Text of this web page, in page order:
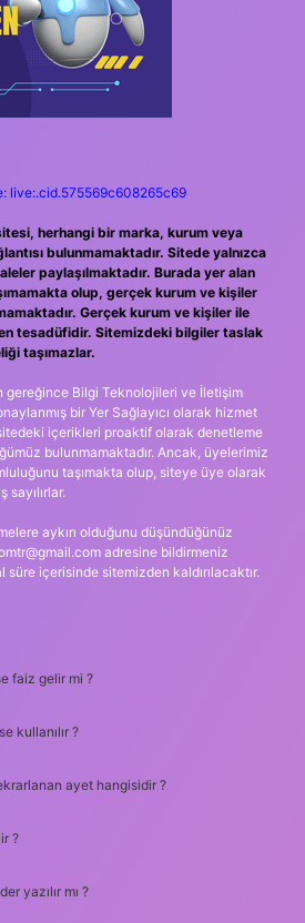
live:.cid.575569c608265c69
herhangi bir marka, kurum veya
bulunmamaktadır. Sitede yalnızca
paylaşılmaktadır. Burada yer alan
olup, gerçek kurum ve kişiler
Gerçek kurum ve kişiler ile
tesadüfidir. Sitemizdeki bilgiler taslak
taşımazlar.
gereğince Bilgi Teknolojileri ve İletişim
bir Yer Sağlayıcı olarak hizmet
içerikleri proaktif olarak denetleme
bulunmamaktadır. Ancak, üyelerimiz
taşımakta olup, siteye üye olarak
sayılırlar.
aykırı olduğunu düşündüğünüz
adresine bildirmeniz
içerisinde sitemizden kaldırılacaktır.
faiz gelir mi ?
kullanılır ?
ayet hangisidir ?
?
yazılır mı ?